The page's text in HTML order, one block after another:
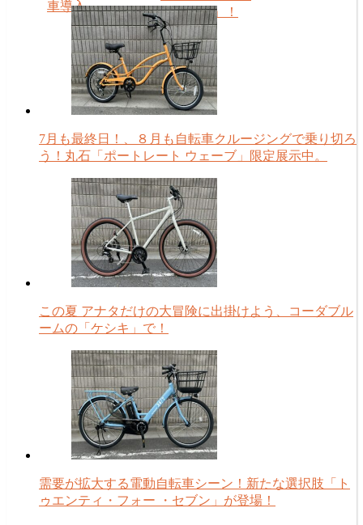
車導入。
フタイム」！
7月も最終日！、８月も自転車クルージングで乗り切ろ
う！丸石「ポートレート ウェーブ」限定展示中。
この夏 アナタだけの大冒険に出掛けよう、コーダブル
ームの「ケシキ」で！
需要が拡大する電動自転車シーン！新たな選択肢「ト
ゥエンティ・フォー ・セブン」が登場！